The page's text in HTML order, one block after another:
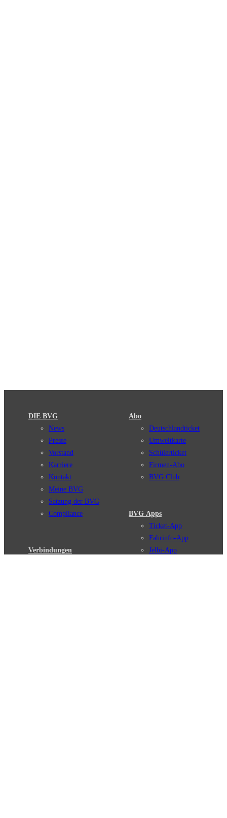
DIE BVG
News
Presse
Vorstand
Karriere
Kontakt
Meine BVG
Satzung der BVG
Compliance
Verbindungen
Abo
Deutschlandticket
Umweltkarte
Schülerticket
Firmen-Abo
BVG Club
BVG Apps
Ticket-App
Fahrinfo-App
Jelbi-App